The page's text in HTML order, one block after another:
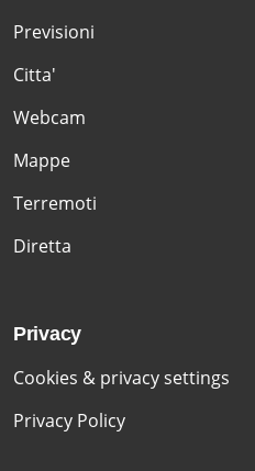
Previsioni
Citta'
Webcam
Mappe
Terremoti
Diretta
Privacy
Cookies & privacy settings
Privacy Policy